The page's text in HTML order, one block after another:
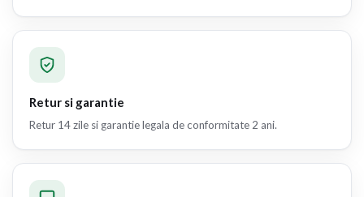
Retur si garantie
Retur 14 zile si garantie legala de conformitate 2 ani.